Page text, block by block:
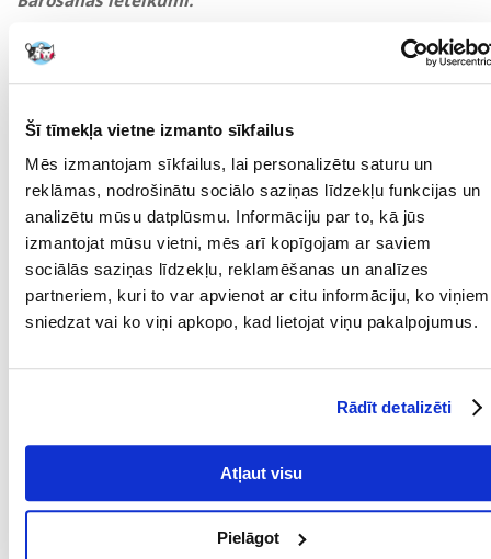
Šī tīmekļa vietne izmanto sīkfailus
Mēs izmantojam sīkfailus, lai personalizētu saturu un
reklāmas, nodrošinātu sociālo saziņas līdzekļu funkcijas un
analizētu mūsu datplūsmu. Informāciju par to, kā jūs
izmantojat mūsu vietni, mēs arī kopīgojam ar saviem
sociālās saziņas līdzekļu, reklamēšanas un analīzes
partneriem, kuri to var apvienot ar citu informāciju, ko viņiem
sniedzat vai ko viņi apkopo, kad lietojat viņu pakalpojumus.
Rādīt detalizēti
Atļaut visu
Pielāgot
suņa svars dienas deva (g)
1 kg 20g
3 kg 45g
7 kg 85g
10 kg 120g
Var barot sausu vai samitrinātu ar remdenu ūdeni. Barojiet vairākās
vienādās porcijās visas dienas garumā. Ieteicamais dienas daudzums ir
norādīts uzturvērtības tabulā. Pirmo reizi barojot ar Brit Premium,
izvēlieties mazāku daudzumu un sajauciet to ar iepriekšējo barību.
Pakāpeniski palieliniet Brit Premium saturu. Nodrošiniet, lai jūsu suns
vienmēr varētu dzert svaigu ūdeni.
KRAJ POCHODZENIA: Vafo Praha, Čehija
PRODUKTU LĪNIJA:
BRIT Premium By Nature
Adult Small S